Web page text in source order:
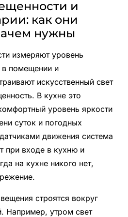
и
как они
нужны
измеряют уровень
в помещении и
искусственный свет
В кухне это
уровень яркости
суток и погодных
движения система
при входе в кухню и
на кухне никого нет,
строятся вокруг
Например, утром свет